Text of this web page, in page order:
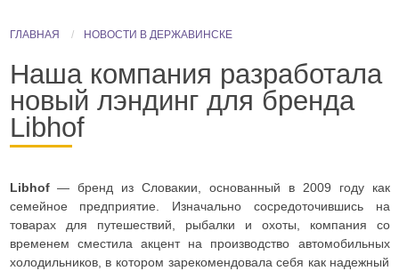
ГЛАВНАЯ НОВОСТИ В ДЕРЖАВИНСКЕ
Наша компания разработала
новый лэндинг для бренда
Libhof
Libhof— бренд из Словакии, основанный в 2009 году как
семейное предприятие. Изначально сосредоточившись на
товарах для путешествий, рыбалки и охоты, компания со
временем сместила акцент на производство автомобильных
холодильников, в котором зарекомендовала себя как надежный